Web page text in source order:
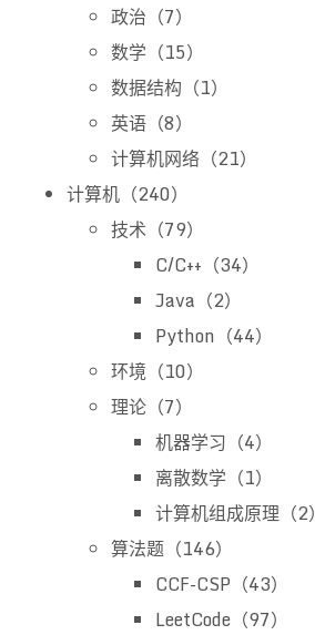
政治（7）
数学（15）
数据结构（1）
英语（8）
计算机网络（21）
计算机（240）
技术（79）
C/C++（34）
Java（2）
Python（44）
环境（10）
理论（7）
机器学习（4）
离散数学（1）
计算机组成原理（2）
算法题（146）
CCF-CSP（43）
LeetCode（97）